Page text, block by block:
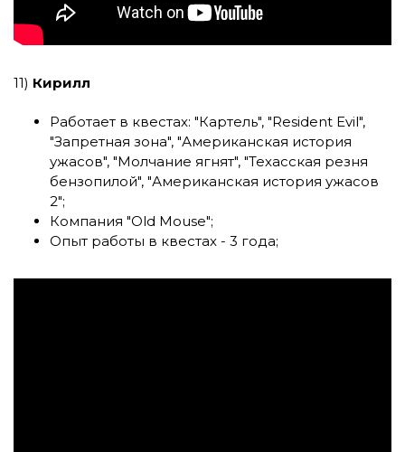
11) Кирилл
Работает в квестах: "Картель", "Resident Evil",
"Запретная зона", "Американская история
ужасов", "Молчание ягнят", "Техасская резня
бензопилой", "Американская история ужасов
2";
Компания "Old Mouse";
Опыт работы в квестах - 3 года;